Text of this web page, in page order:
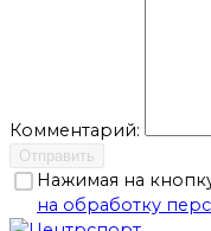
Комментарий:
Отправить
Нажимая на
на обработку